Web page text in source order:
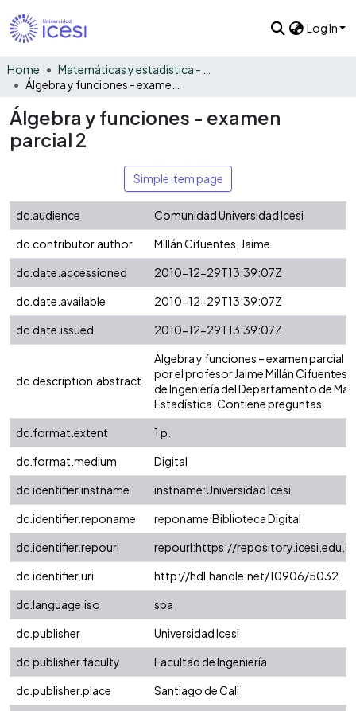
Log In
Home
Álgebra y funciones - examen
parcial 2
Simple item page
dc.audience
Comunidad Universidad Icesi
dc.contributor.author
Millán Cifuentes, Jaime
dc.date.accessioned
2010-12-29T13:39:07Z
dc.date.available
2010-12-29T13:39:07Z
dc.date.issued
2010-12-29T13:39:07Z
dc.description.abstract
Algebra y funciones – examen parcial
por el profesor Jaime Millán Cifuentes
de Ingeniería del Departamento de
Estadística. Contiene preguntas.
dc.format.extent
1 p.
dc.format.medium
Digital
dc.identifier.instname
instname:Universidad Icesi
dc.identifier.reponame
reponame:Biblioteca Digital
dc.identifier.repourl
repourl:https://
dc.identifier.uri
http://hdl.handle.net/10906/5032
dc.language.iso
spa
dc.publisher
Universidad Icesi
dc.publisher.faculty
Facultad de Ingeniería
dc.publisher.place
Santiago de Cali